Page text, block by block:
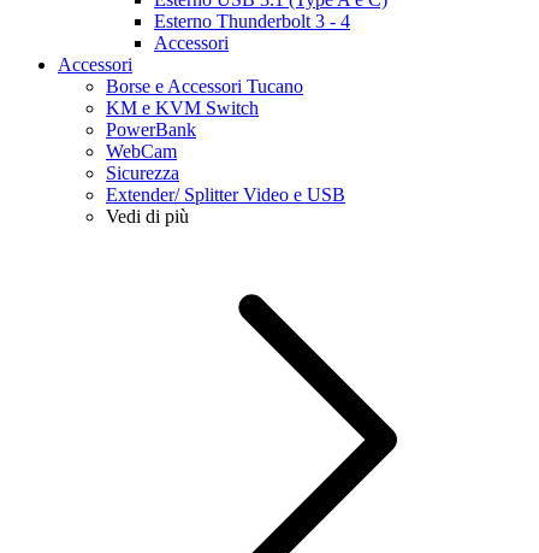
Esterno Thunderbolt 3 - 4
Accessori
Accessori
Borse e Accessori Tucano
KM e KVM Switch
PowerBank
WebCam
Sicurezza
Extender/ Splitter Video e USB
Vedi di più